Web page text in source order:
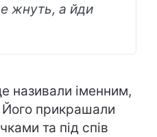
жнуть, а йди
називали іменним,
прикрашали
та під спів